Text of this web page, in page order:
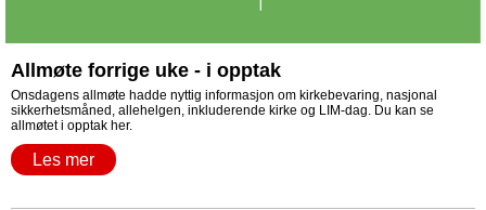
Allmøte forrige uke - i opptak
Onsdagens allmøte hadde nyttig informasjon om kirkebevaring, nasjonal
sikkerhetsmåned, allehelgen, inkluderende kirke og LIM-dag. Du kan se
allmøtet i opptak her.
Les mer